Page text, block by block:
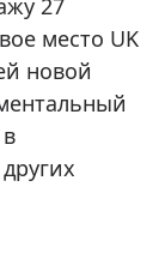
место UK
новой